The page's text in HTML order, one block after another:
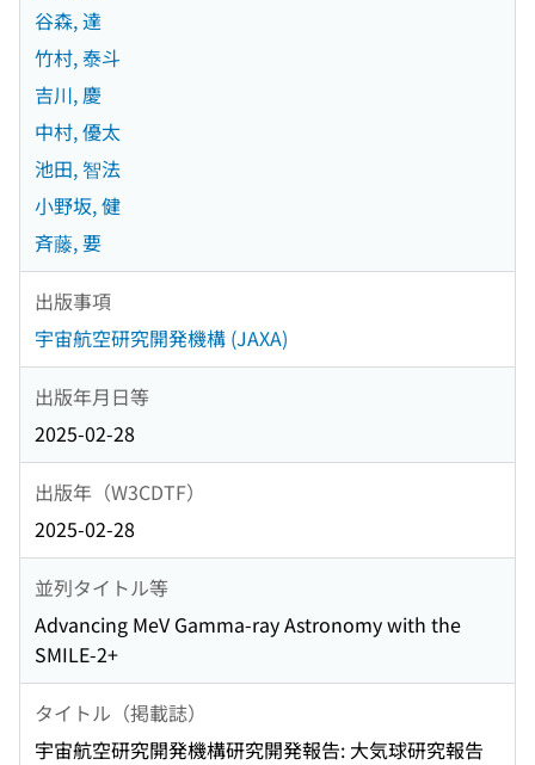
谷森, 達
竹村, 泰斗
吉川, 慶
中村, 優太
池田, 智法
小野坂, 健
斉藤, 要
出版事項
宇宙航空研究開発機構 (JAXA)
出版年月日等
2025-02-28
出版年（W3CDTF）
2025-02-28
並列タイトル等
Advancing MeV Gamma-ray Astronomy with the
SMILE-2+
タイトル（掲載誌）
宇宙航空研究開発機構研究開発報告: 大気球研究報告